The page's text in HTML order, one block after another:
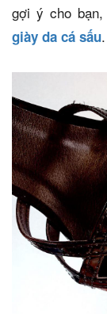
gợi ý cho
giày da cá sấu.